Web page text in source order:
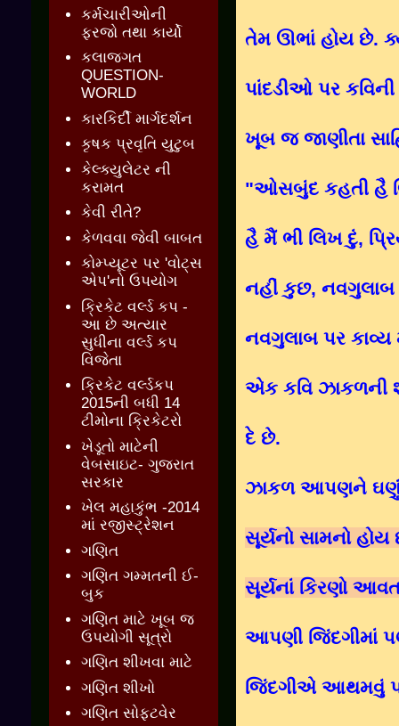
તેમ ઊભાં હોય છે.
પાંદડીઓ પર
ખૂબ જ જાણીતા
"ઓસબુંદ કહતી હૈ
હૈ મૈં ભી લિખ દું,
નહીં કુછ, નવગુલાબ
નવગુલાબ પર
એક કવિ ઝાકળની
દે છે.
ઝાકળ આપણને ઘણું
સૂર્યનો સામનો હોય
સૂર્યનાં કિરણો
આપણી જિંદગીમાં
જિંદગીએ આથમવું
કર્મચારીઓની
ફરજો તથા કાર્યો
કલાજગત
QUESTION-
WORLD
કારકિર્દી માર્ગદર્શન
કૃષક પ્રવૃતિ યુટુબ
કેલ્ક્યુલેટર ની
કરામત
કેવી રીતે?
કેળવવા જેવી બાબત
કોમ્પ્યૂટર પર 'વોટ્સ
એપ'નો ઉપયોગ
ક્રિકેટ વર્લ્ડ કપ -
આ છે અત્યાર
સુધીના વર્લ્ડ કપ
વિજેતા
ક્રિકેટ વર્લ્ડકપ
2015ની બધી 14
ટીમોના ક્રિકેટરો
ખેડૂતો માટેની
વેબસાઇટ- ગુજરાત
સરકાર
ખેલ મહાકુંભ -2014
માં રજીસ્ટ્રેશન
ગણિત
ગણિત ગમ્મતની ઈ-
બુક
ગણિત માટે ખૂબ જ
ઉપયોગી સૂત્રો
ગણિત શીખવા માટે
ગણિત શીખો
ગણિત સોફ્ટવેર